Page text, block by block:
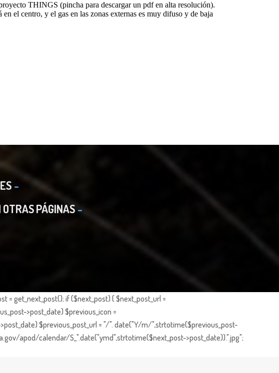
PÁGINAS
get_next_post(); if ($next_post) { $next_post_url =
>post_date) $previous_icon =
$previous_post_url = "/". date("Y/m/",strtotime($previous_post-
apod/calendar/S_".date("ymd",strtotime($next_post->post_date)).".jpg";